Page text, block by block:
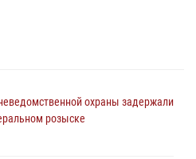
охраны задержали
розыске